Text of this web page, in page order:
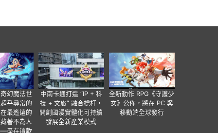
幻魔法世
乎尋常的
最遙遠的
著不為人
盡在這款
中南卡通打造 “IP + 科
技 + 文旅” 融合標杆，
開創國漫實體化可持續
發展全新產業模式
全新動作 RPG《守護少
女》公佈，將在 PC 與
移動端全球發行